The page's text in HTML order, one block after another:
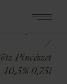
Pincészet
10,5% 0,75l